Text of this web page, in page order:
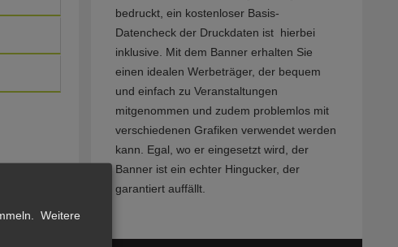
bedruckt, ein kostenloser Basis-
Datencheck der Druckdaten ist hierbei
inklusive. Mit dem Banner erhalten Sie
einen idealen Werbeträger, der bequem
und einfach zu Veranstaltungen
mitgenommen und zudem problemlos mit
verschiedenen Grafiken verwendet werden
kann. Egal, wo er eingesetzt wird, der
Banner ist ein echter Hingucker, der
garantiert auffällt.
Weitere